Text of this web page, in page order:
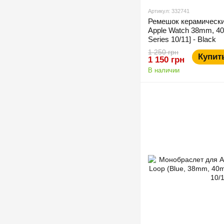
Артикул: 332741
Ремешок
Apple Watch 38mm,
Series 10/11] - Black
1 250 грн
1 150 грн
В наличии